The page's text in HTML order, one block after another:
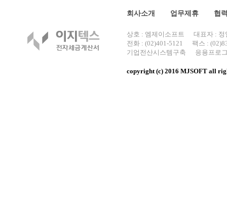
회사소개 업무제휴 협
상호 : 엠제이소프트
대표자 : 정
전화 : (02)401-5121
팩스 :
기업전산시스템구축
응용프로
copyright (c) 2016 MJSOFT all